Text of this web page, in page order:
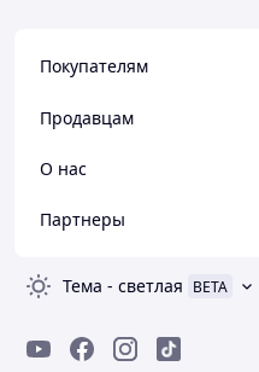
Покупателям
Продавцам
О нас
Партнеры
Тема - светлая BETA